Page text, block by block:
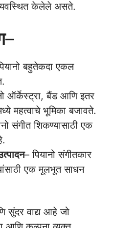
केलेले असते.
–
बहुतेकदा एकल
ऑर्केस्ट्रा, बैंड आणि इतर
महत्वाचे भूमिका बजावते.
संगीत शिकण्यासाठी एक
– पियानो संगीतकार
एक मूलभूत साधन
सुंदर वाद्य आहे जो